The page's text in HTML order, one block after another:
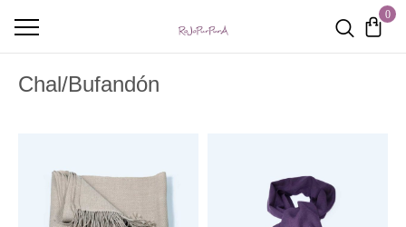
0
Chal/Bufandón